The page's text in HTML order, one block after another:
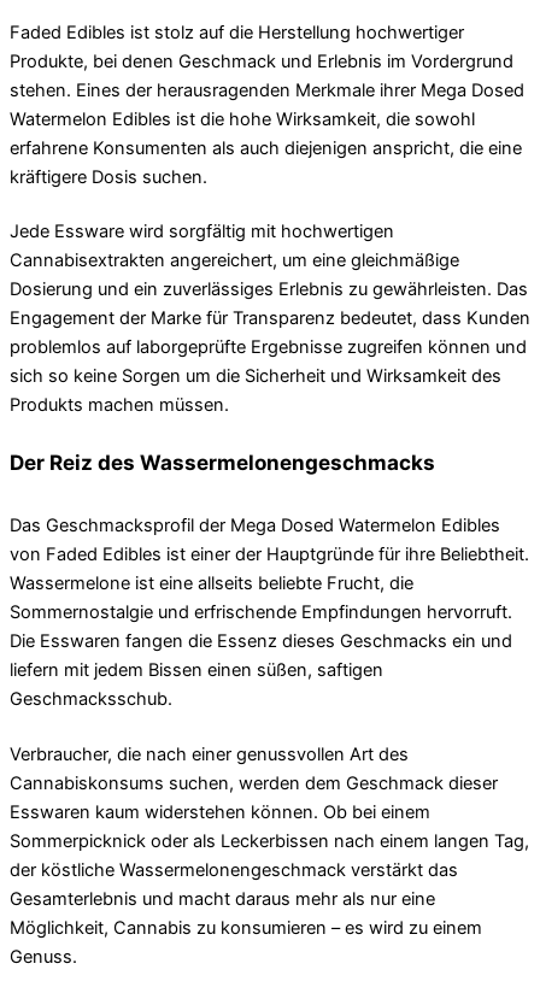
Faded Edibles ist stolz auf die Herstellung hochwertiger
Produkte, bei denen Geschmack und Erlebnis im Vordergrund
stehen. Eines der herausragenden Merkmale ihrer Mega Dosed
Watermelon Edibles ist die hohe Wirksamkeit, die sowohl
erfahrene Konsumenten als auch diejenigen anspricht, die eine
kräftigere Dosis suchen.
Jede Essware wird sorgfältig mit hochwertigen
Cannabisextrakten angereichert, um eine gleichmäßige
Dosierung und ein zuverlässiges Erlebnis zu gewährleisten. Das
Engagement der Marke für Transparenz bedeutet, dass Kunden
problemlos auf laborgeprüfte Ergebnisse zugreifen können und
sich so keine Sorgen um die Sicherheit und Wirksamkeit des
Produkts machen müssen.
Der Reiz des Wassermelonengeschmacks
Das Geschmacksprofil der Mega Dosed Watermelon Edibles
von Faded Edibles ist einer der Hauptgründe für ihre Beliebtheit.
Wassermelone ist eine allseits beliebte Frucht, die
Sommernostalgie und erfrischende Empfindungen hervorruft.
Die Esswaren fangen die Essenz dieses Geschmacks ein und
liefern mit jedem Bissen einen süßen, saftigen
Geschmacksschub.
Verbraucher, die nach einer genussvollen Art des
Cannabiskonsums suchen, werden dem Geschmack dieser
Esswaren kaum widerstehen können. Ob bei einem
Sommerpicknick oder als Leckerbissen nach einem langen Tag,
der köstliche Wassermelonengeschmack verstärkt das
Gesamterlebnis und macht daraus mehr als nur eine
Möglichkeit, Cannabis zu konsumieren – es wird zu einem
Genuss.